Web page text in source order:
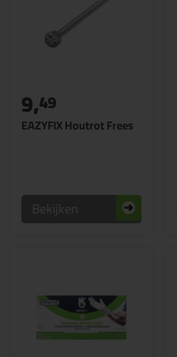
EAZYFIX Houtrot Frees
9,49
Bekijken